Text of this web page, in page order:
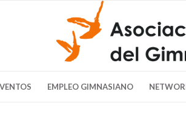
EMPLEO GIMNASIANO